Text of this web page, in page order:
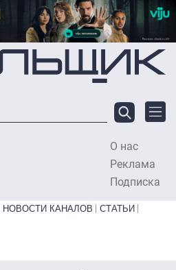
О нас
Реклама
Подписка
НОВОСТИ КАНАЛОВ
СТАТЬИ